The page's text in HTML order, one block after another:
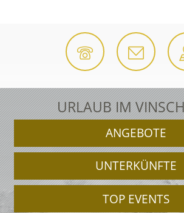
URLAUB IM
ANGEBOTE
UNTERKÜNFTE
TOP EVENTS